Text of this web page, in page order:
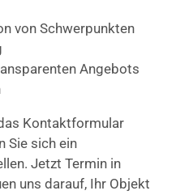
von Schwerpunkten
Angebots
Kontaktformular
Sie sich ein
Jetzt Termin in
uns darauf, Ihr Objekt